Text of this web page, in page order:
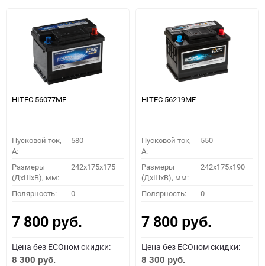
HITEC 56077MF
Пусковой ток,
A:
580
Размеры
(ДхШхВ), мм:
242x175x175
Полярность: 0
7 800 руб.
Цена без ECOном скидки:
8 300 руб.
HITEC 56219MF
Пусковой ток,
A:
550
Размеры
(ДхШхВ), мм:
242x175x190
Полярность: 0
7 800 руб.
Цена без ECOном скидки:
8 300 руб.